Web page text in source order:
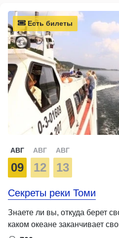
Есть билеты
АВГ
09
АВГ
12
АВГ
13
Секреты реки Томи
Знаете ли вы, откуда берет
каком океане заканчивает